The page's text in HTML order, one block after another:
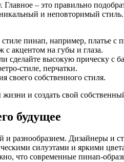
– это правильно
и неповторимый
стиле пинап, например, платье
акцентом на губы и глаза.
сделайте высокую прическу с
стиле, перчатки.
своего собственного стиля.
и создать свой
будущее
разнообразием. Дизайнеры и
силуэтами и яркими
что современные пинап-